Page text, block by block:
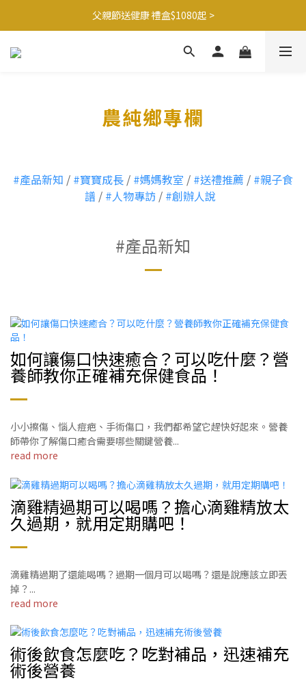
滿$1250免運費 立即選購>
父親節送健康 禮盒$1080起 >
🍊橘子姐姐 香蕉哥哥🍌聯名益生菌77折起 ＞
農純鄉專欄
#產品新知 / #寶寶成長 / #媽媽教室 / #送禮推薦 / #親子食
譜 / #人物專訪 / #創辦人說
#產品新知
如何讓傷口快速癒合？可以吃什麼？營
養師教你正確補充保健食品！
小小擦傷、惱人痘疤、手術傷口，我們都希望它趕快好起來。營養
師帶你了解傷口癒合需要哪些關鍵營養...
read more
滴雞精過期可以喝嗎？擔心滴雞精放太
久過期，就用定期購吧！
滴雞精過期了還能喝嗎？過期一個月可以喝嗎？還是說應該立即丟
掉？...
read more
術後飲食怎麼吃？吃對補品，迅速補充
術後營養